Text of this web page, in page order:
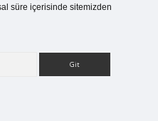
süre içerisinde sitemizden